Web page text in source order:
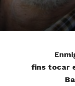
fins tocar